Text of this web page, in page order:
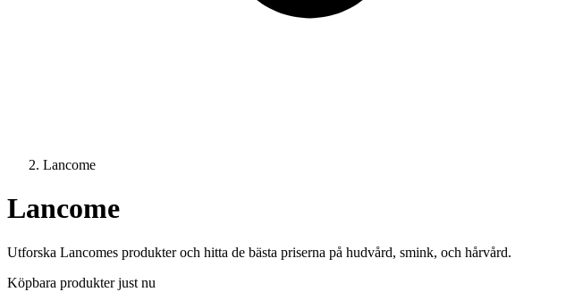
Lancome
Lancome
Utforska Lancomes produkter och hitta de bästa priserna på hudvård, smink, och hårvård.
Köpbara produkter just nu